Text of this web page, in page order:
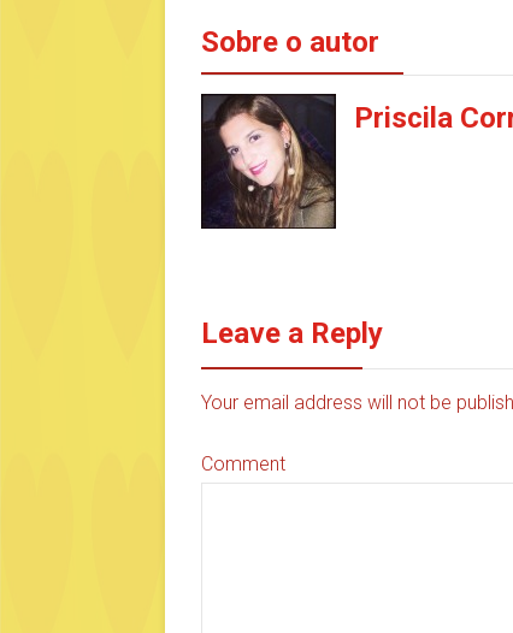
Sobre o autor
Priscila
Leave a Reply
Your email address will not be
Comment